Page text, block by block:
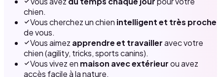
chien.
Vous cherchez un chien intelligent et très proche
de vous.
Vous aimez apprendre et travailleravec votre
chien (agility, tricks, sports canins).
Vous vivez en maison avec extérieurou avez
accès facile à la nature.